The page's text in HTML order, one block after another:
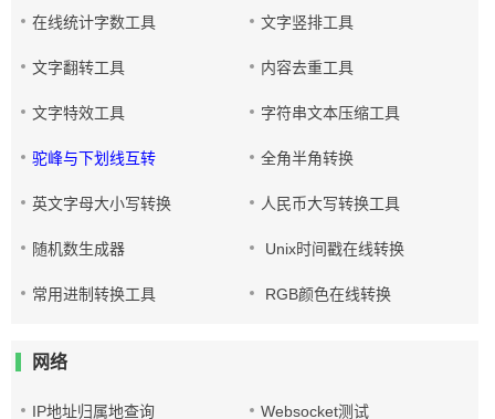
在线统计字数工具 文字竖排工具
文字翻转工具 内容去重工具
文字特效工具 字符串文本压缩工具
驼峰与下划线互转 全角半角转换
英文字母大小写转换 人民币大写转换工具
随机数生成器 Unix时间戳在线转换
常用进制转换工具 RGB颜色在线转换
网络
IP地址归属地查询 Websocket测试